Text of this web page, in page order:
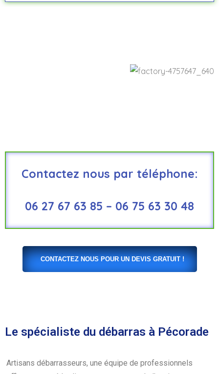
Contactez nous par téléphone:
06 27 67 63 85 – 06 75 63 30 48
CONTACTEZ NOUS POUR UN DEVIS GRATUIT !
Le spécialiste du débarras à Pécorade
Artisans débarrasseurs, une équipe de professionnels